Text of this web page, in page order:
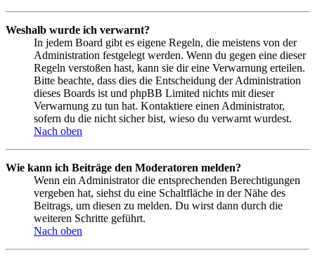
Weshalb wurde ich verwarnt?
In jedem Board gibt es eigene Regeln, die meistens von der
Administration festgelegt werden. Wenn du gegen eine dieser
Regeln verstoßen hast, kann sie dir eine Verwarnung erteilen.
Bitte beachte, dass dies die Entscheidung der Administration
dieses Boards ist und phpBB Limited nichts mit dieser
Verwarnung zu tun hat. Kontaktiere einen Administrator,
sofern du die nicht sicher bist, wieso du verwarnt wurdest.
Nach oben
Wie kann ich Beiträge den Moderatoren melden?
Wenn ein Administrator die entsprechenden Berechtigungen
vergeben hat, siehst du eine Schaltfläche in der Nähe des
Beitrags, um diesen zu melden. Du wirst dann durch die
weiteren Schritte geführt.
Nach oben